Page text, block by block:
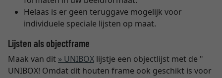
Helaas is er geen teruggave mogelijk voor
individuele speciale lijsten op maat.
Lijsten als objectframe
Maak van dit » UNIBOX lijstje een objectlijst met de "
UNIBOX! Omdat dit houten frame ook geschikt is voor